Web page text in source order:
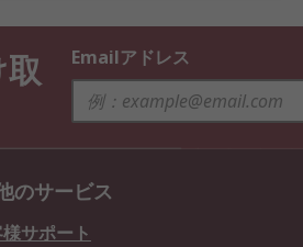
Emailアドレス
のサービス
サポート